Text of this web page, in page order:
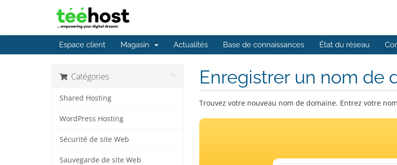
Espace client Magasin Actualités Base de connaissances État du réseau
Catégories
Shared Hosting
WordPress Hosting
Sécurité de site Web
Sauvegarde de site Web
Enregistrer un nom de
Trouvez votre nouveau nom de domaine. Entrez votre